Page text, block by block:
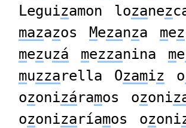
Leguizamon lozanez
mazazos Mezanza mez
mezuzá mezzanina me
muzzarella Ozamiz o
ozonizáramos ozoni
ozonizaríamos ozoni